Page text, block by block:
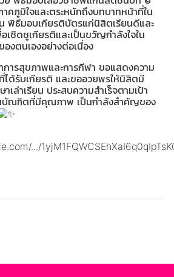
าคภูมิใจและตระหนักถึงบทบาทหน้าที่ใน
พิธีมอบเกียรติบัตรแก่นิสิตเรียนดีและ
เชิดชูเกียรติและเป็นขวัญกำลังใจใน
งตนเองอย่างต่อเนื่อง
การสุขภาพและการกีฬา ขอแสดงความ
ด้รับเกียรติ และขออวยพรให้นิสิตมี
เล่าเรียน ประสบความสำเร็จตามเป้า
นบัณฑิตที่มีคุณภาพ เป็นกำลังสำคัญของ
.../